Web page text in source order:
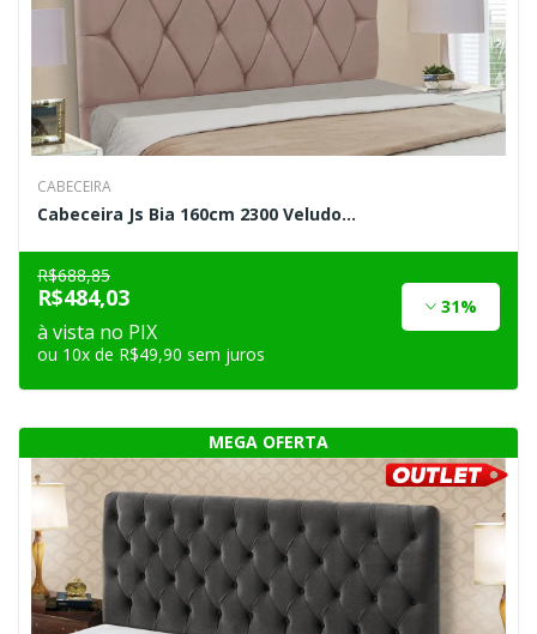
CABECEIRA
Cabeceira Js Bia 160cm 2300 Veludo...
R$688,85
R$484,03 31%
à vista no PIX
ou 10x de R$49,90 sem juros